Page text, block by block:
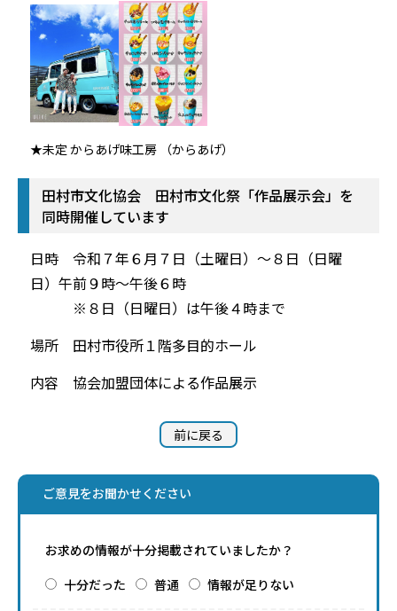
★未定 からあげ味工房 （からあげ）
田村市文化協会 田村市文化祭「作品展示会」を
同時開催しています
日時 令和７年６月７日（土曜日）～８日（日曜
日）午前９時～午後６時
※８日（日曜日）は午後４時まで
場所 田村市役所１階多目的ホール
内容 協会加盟団体による作品展示
前に戻る
ご意見をお聞かせください
お求めの情報が十分掲載されていましたか？
十分だった
普通 情報が足りない